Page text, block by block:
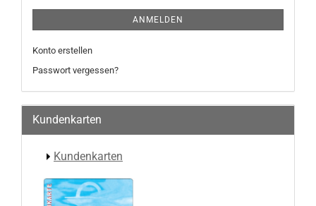
ANMELDEN
Konto erstellen
Passwort vergessen?
Kundenkarten
Kundenkarten